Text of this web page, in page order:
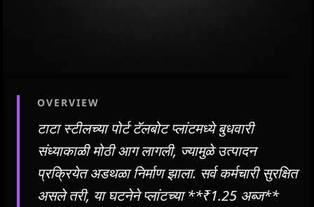
OVERVIEW
टाटा स्टीलच्या पोर्ट टॅलबोट प्लांटमध्ये बुधवारी
संध्याकाळी मोठी आग लागली, ज्यामुळे उत्पादन
प्रक्रियेत अडथळा निर्माण झाला. सर्व कर्मचारी सुरक्षित
असले तरी, या घटनेने प्लांटच्या **₹1.25 अब्ज**